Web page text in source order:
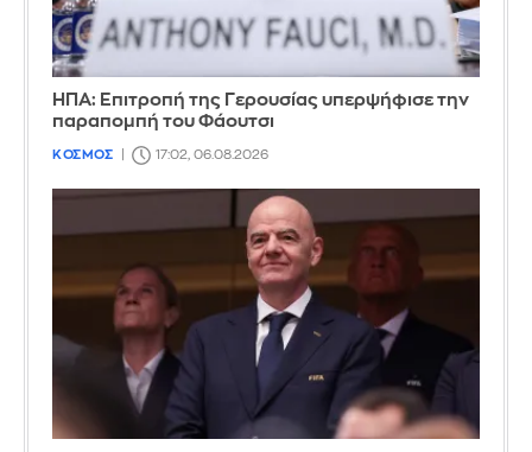
ΗΠΑ: Επιτροπή της Γερουσίας υπερψήφισε την
παραπομπή του Φάουτσι
ΚΟΣΜΟΣ 17:02, 06.08.2026